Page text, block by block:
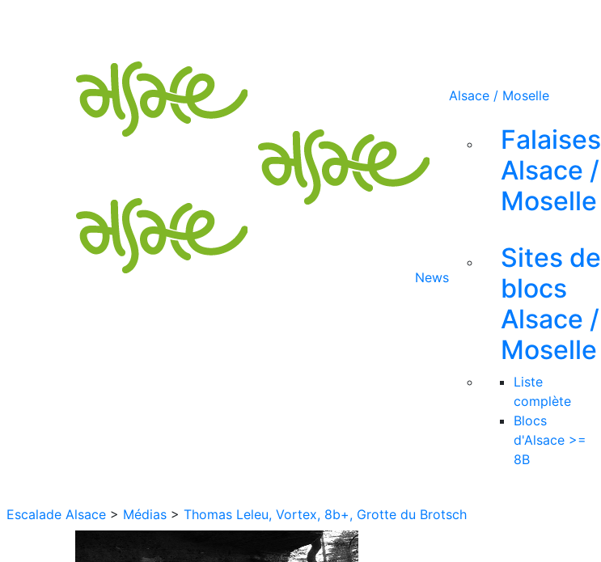
News
Alsace / Moselle
Falaises
Alsace /
Moselle
Sites de
blocs
Alsace /
Moselle
Liste
complète
Blocs
d'Alsace >=
8B
Escalade Alsace > Médias > Thomas Leleu, Vortex, 8b+, Grotte du Brotsch